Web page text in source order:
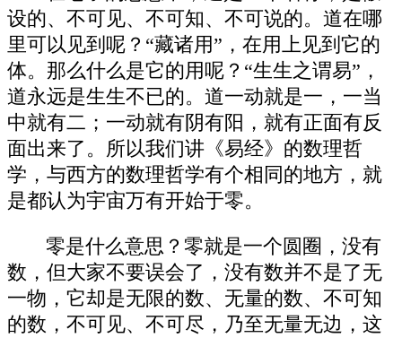
设的、不可见、不可知、不可说的。道在哪
里可以见到呢？“藏诸用”，在用上见到它的
体。那么什么是它的用呢？“生生之谓易”，
道永远是生生不已的。道一动就是一，一当
中就有二；一动就有阴有阳，就有正面有反
面出来了。所以我们讲《易经》的数理哲
学，与西方的数理哲学有个相同的地方，就
是都认为宇宙万有开始于零。
零是什么意思？零就是一个圆圈，没有
数，但大家不要误会了，没有数并不是了无
一物，它却是无限的数、无量的数、不可知
的数，不可见、不可尽，乃至无量无边，这